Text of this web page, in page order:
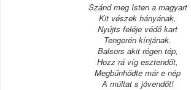
Szánd meg Isten a magyart
Kit vészek hányának,
Nyújts feléje védő kart
Tengerén kínjának.
Balsors akit régen tép,
Hozz rá víg esztendőt,
Megbűnhődte már e nép
A múltat s jövendőt!